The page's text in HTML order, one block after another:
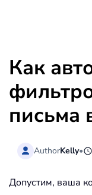
Как
письма
AuthorKelly•
Допустим, ваша